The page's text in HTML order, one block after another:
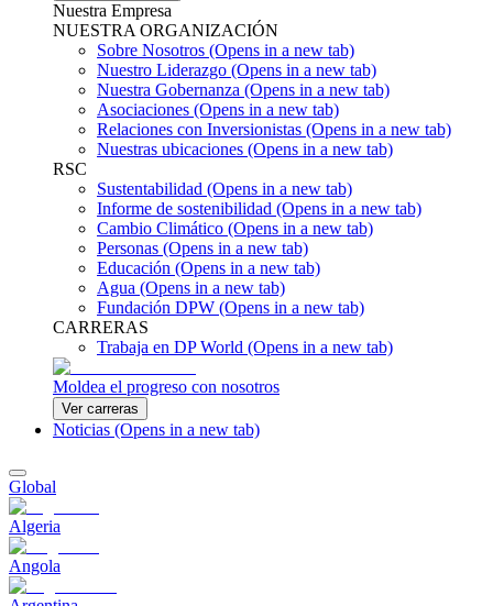
Nuestra Empresa
NUESTRA ORGANIZACIÓN
Sobre Nosotros (Opens in a new tab)
Nuestro Liderazgo (Opens in a new tab)
Nuestra Gobernanza (Opens in a new tab)
Asociaciones (Opens in a new tab)
Relaciones con Inversionistas (Opens in a new tab)
Nuestras ubicaciones (Opens in a new tab)
RSC
Sustentabilidad (Opens in a new tab)
Informe de sostenibilidad (Opens in a new tab)
Cambio Climático (Opens in a new tab)
Personas (Opens in a new tab)
Educación (Opens in a new tab)
Agua (Opens in a new tab)
Fundación DPW (Opens in a new tab)
CARRERAS
Trabaja en DP World (Opens in a new tab)
Moldea el progreso con nosotros
Ver carreras
Noticias (Opens in a new tab)
Global
Algeria
Angola